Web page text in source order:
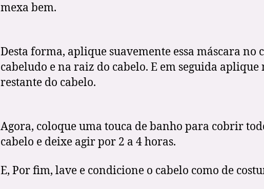
mexa bem.
Desta forma, aplique suavemente essa máscara no
cabeludo e na raiz do cabelo. E em seguida aplique
restante do cabelo.
Agora, coloque uma touca de banho para cobrir
cabelo e deixe agir por 2 a 4 horas.
E, Por fim, lave e condicione o cabelo como de